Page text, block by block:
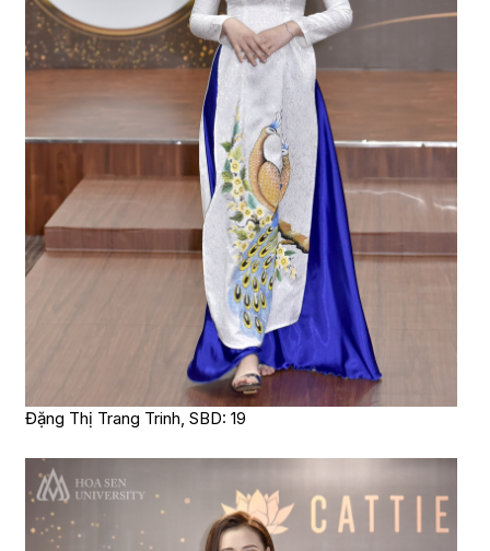
Đặng Thị Trang Trinh, SBD: 19